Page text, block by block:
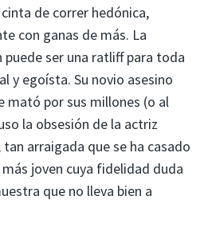
de correr hedónica,
con ganas de más. La
ser una ratliff para toda
y egoísta. Su novio asesino
mató por sus millones (o al
la obsesión de la actriz
arraigada que se ha casado
joven cuya fidelidad duda
que no lleva bien a